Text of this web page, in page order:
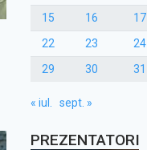
15
16 17
22
23 24
29
30 31
« iul. sept. »
PREZENTATORI